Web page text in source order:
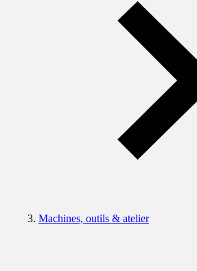
Machines, outils & atelier